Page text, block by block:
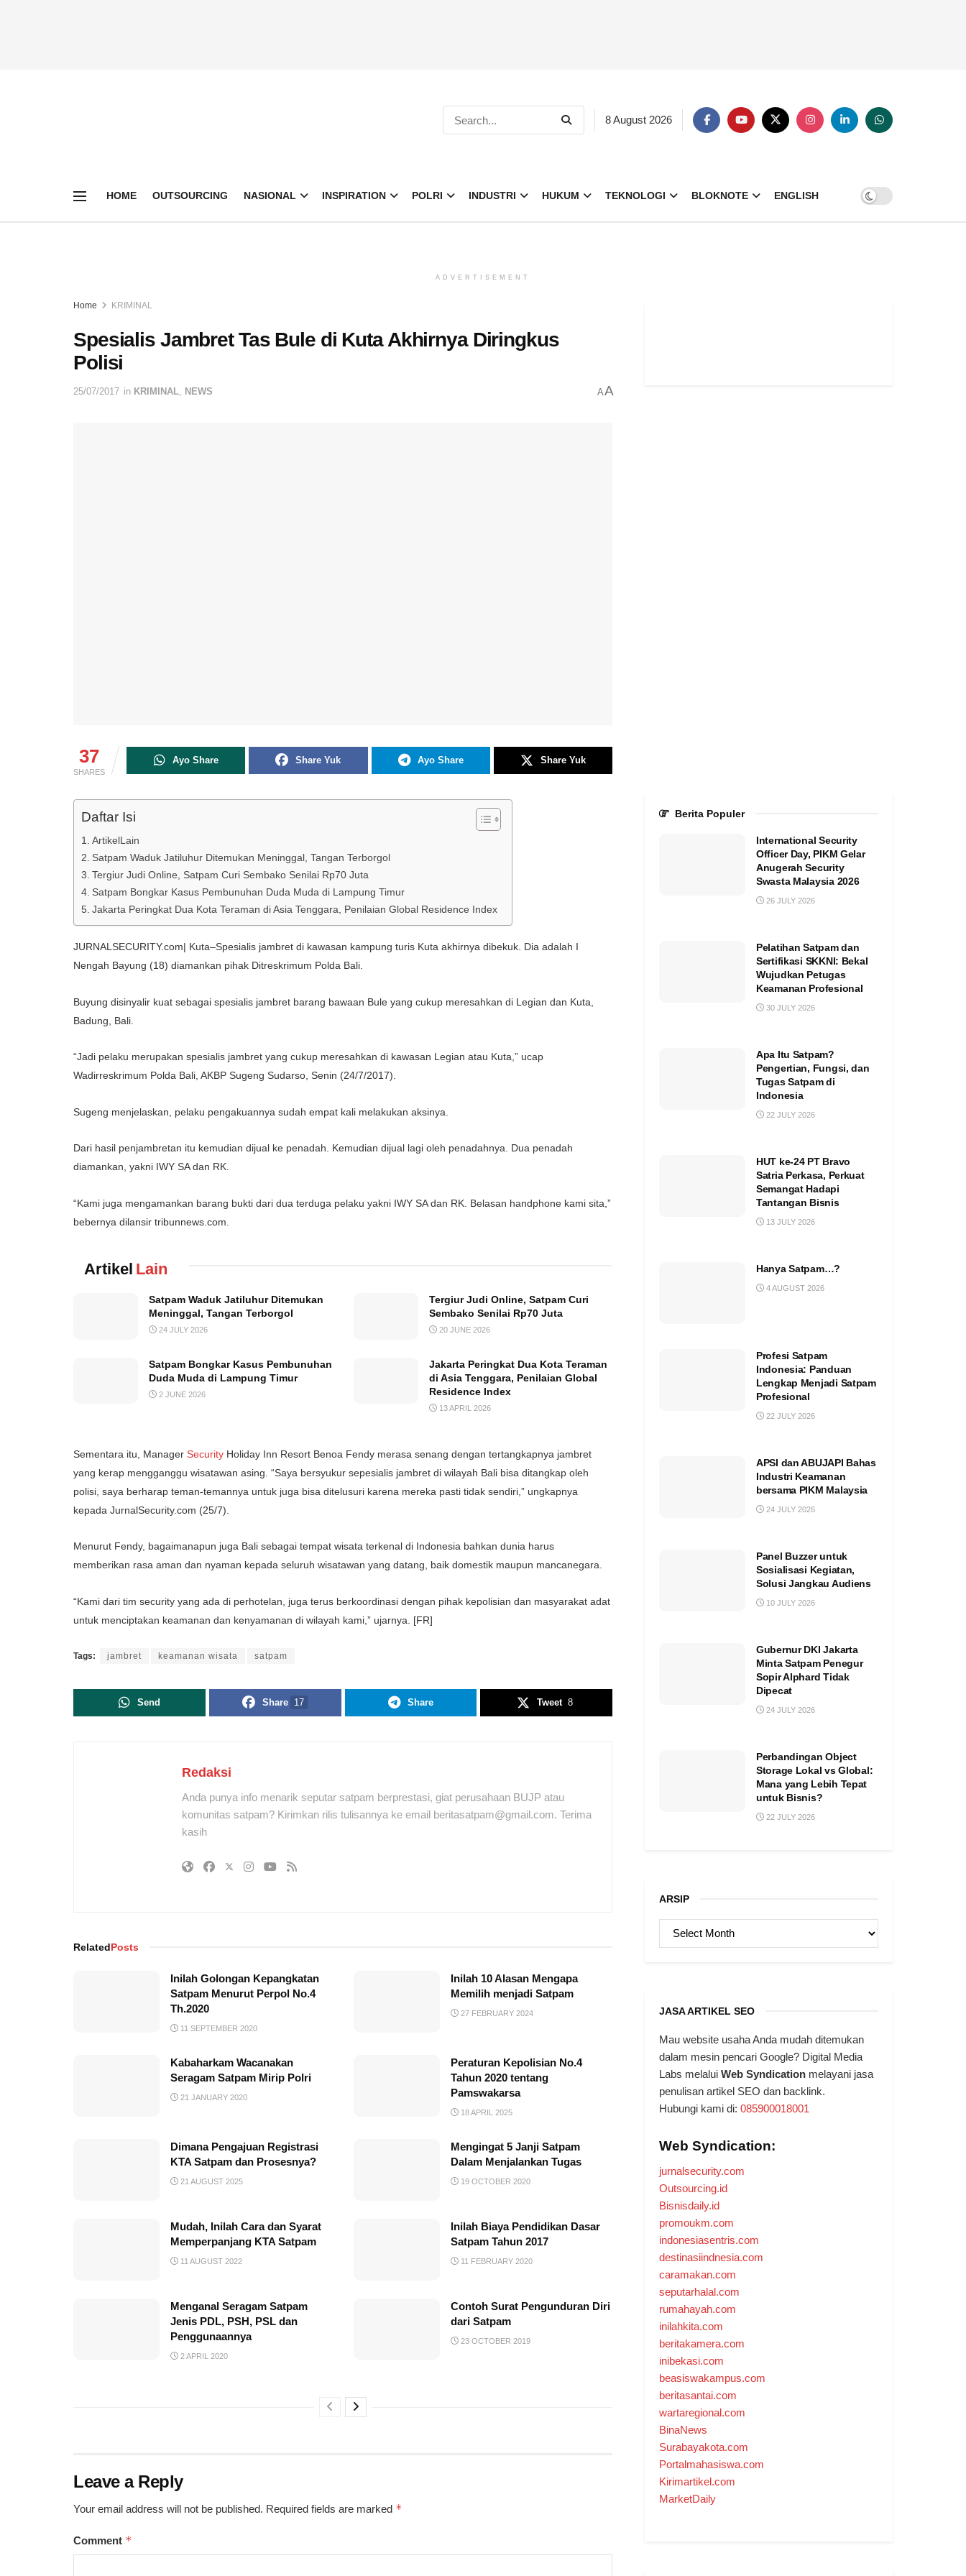
8 August 2026
HOME OUTSOURCING NASIONAL INSPIRATION POLRI INDUSTRI HUKUM TEKNOLOGI BLOKNOTE ENGLISH
ADVERTISEMENT
Home KRIMINAL
Spesialis Jambret Tas Bule di Kuta Akhirnya Diringkus
Polisi
25/07/2017 in KRIMINAL, NEWS AA
37
SHARES
Ayo Share Share Yuk Ayo Share Share Yuk
Daftar Isi
ArtikelLain
Satpam Waduk Jatiluhur Ditemukan Meninggal, Tangan Terborgol
Tergiur Judi Online, Satpam Curi Sembako Senilai Rp70 Juta
Satpam Bongkar Kasus Pembunuhan Duda Muda di Lampung Timur
Jakarta Peringkat Dua Kota Teraman di Asia Tenggara, Penilaian Global Residence Index
JURNALSECURITY.com| Kuta–Spesialis jambret di kawasan kampung turis Kuta akhirnya dibekuk. Dia adalah I
Nengah Bayung (18) diamankan pihak Ditreskrimum Polda Bali.
Buyung disinyalir kuat sebagai spesialis jambret barang bawaan Bule yang cukup meresahkan di Legian dan Kuta,
Badung, Bali.
“Jadi pelaku merupakan spesialis jambret yang cukup meresahkan di kawasan Legian atau Kuta,” ucap
Wadirreskrimum Polda Bali, AKBP Sugeng Sudarso, Senin (24/7/2017).
Sugeng menjelaskan, pelaku pengakuannya sudah empat kali melakukan aksinya.
Dari hasil penjambretan itu kemudian dijual ke penadah. Kemudian dijual lagi oleh penadahnya. Dua penadah
diamankan, yakni IWY SA dan RK.
“Kami juga mengamankan barang bukti dari dua terduga pelaku yakni IWY SA dan RK. Belasan handphone kami sita,”
bebernya dilansir tribunnews.com.
Artikel Lain
Satpam Waduk Jatiluhur Ditemukan
Meninggal, Tangan Terborgol
24 JULY 2026
Tergiur Judi Online, Satpam Curi
Sembako Senilai Rp70 Juta
20 JUNE 2026
Satpam Bongkar Kasus Pembunuhan
Duda Muda di Lampung Timur
2 JUNE 2026
Jakarta Peringkat Dua Kota Teraman
di Asia Tenggara, Penilaian Global
Residence Index
13 APRIL 2026
Sementara itu, Manager Security Holiday Inn Resort Benoa Fendy merasa senang dengan tertangkapnya jambret
yang kerap mengganggu wisatawan asing. “Saya bersyukur sepesialis jambret di wilayah Bali bisa ditangkap oleh
polisi, saya berharap teman-temannya untuk juga bisa ditelusuri karena mereka pasti tidak sendiri,” ungkapnya
kepada JurnalSecurity.com (25/7).
Menurut Fendy, bagaimanapun juga Bali sebagai tempat wisata terkenal di Indonesia bahkan dunia harus
memberikan rasa aman dan nyaman kepada seluruh wisatawan yang datang, baik domestik maupun mancanegara.
“Kami dari tim security yang ada di perhotelan, juga terus berkoordinasi dengan pihak kepolisian dan masyarakat adat
untuk menciptakan keamanan dan kenyamanan di wilayah kami,” ujarnya. [FR]
Tags: jambret keamanan wisata satpam
Send Share 17 Share Tweet 8
Redaksi
Anda punya info menarik seputar satpam berprestasi, giat perusahaan BUJP atau
komunitas satpam? Kirimkan rilis tulisannya ke email beritasatpam@gmail.com. Terima
kasih
RelatedPosts
Inilah Golongan Kepangkatan
Satpam Menurut Perpol No.4
Th.2020
11 SEPTEMBER 2020
Inilah 10 Alasan Mengapa
Memilih menjadi Satpam
27 FEBRUARY 2024
Kabaharkam Wacanakan
Seragam Satpam Mirip Polri
21 JANUARY 2020
Peraturan Kepolisian No.4
Tahun 2020 tentang
Pamswakarsa
18 APRIL 2025
Dimana Pengajuan Registrasi
KTA Satpam dan Prosesnya?
21 AUGUST 2025
Mengingat 5 Janji Satpam
Dalam Menjalankan Tugas
19 OCTOBER 2020
Mudah, Inilah Cara dan Syarat
Memperpanjang KTA Satpam
11 AUGUST 2022
Inilah Biaya Pendidikan Dasar
Satpam Tahun 2017
11 FEBRUARY 2020
Menganal Seragam Satpam
Jenis PDL, PSH, PSL dan
Penggunaannya
2 APRIL 2020
Contoh Surat Pengunduran Diri
dari Satpam
23 OCTOBER 2019
Leave a Reply
Your email address will not be published. Required fields are marked *
Comment *
Berita Populer
International Security
Officer Day, PIKM Gelar
Anugerah Security
Swasta Malaysia 2026
26 JULY 2026
Pelatihan Satpam dan
Sertifikasi SKKNI: Bekal
Wujudkan Petugas
Keamanan Profesional
30 JULY 2026
Apa Itu Satpam?
Pengertian, Fungsi, dan
Tugas Satpam di
Indonesia
22 JULY 2026
HUT ke-24 PT Bravo
Satria Perkasa, Perkuat
Semangat Hadapi
Tantangan Bisnis
13 JULY 2026
Hanya Satpam…?
4 AUGUST 2026
Profesi Satpam
Indonesia: Panduan
Lengkap Menjadi Satpam
Profesional
22 JULY 2026
APSI dan ABUJAPI Bahas
Industri Keamanan
bersama PIKM Malaysia
24 JULY 2026
Panel Buzzer untuk
Sosialisasi Kegiatan,
Solusi Jangkau Audiens
10 JULY 2026
Gubernur DKI Jakarta
Minta Satpam Penegur
Sopir Alphard Tidak
Dipecat
24 JULY 2026
Perbandingan Object
Storage Lokal vs Global:
Mana yang Lebih Tepat
untuk Bisnis?
22 JULY 2026
ARSIP
ARSIP
JASA ARTIKEL SEO
Mau website usaha Anda mudah ditemukan
dalam mesin pencari Google? Digital Media
Labs melalui Web Syndication melayani jasa
penulisan artikel SEO dan backlink.
Hubungi kami di: 085900018001
Web Syndication:
jurnalsecurity.com
Outsourcing.id
Bisnisdaily.id
promoukm.com
indonesiasentris.com
destinasiindnesia.com
caramakan.com
seputarhalal.com
rumahayah.com
inilahkita.com
beritakamera.com
inibekasi.com
beasiswakampus.com
beritasantai.com
wartaregional.com
BinaNews
Surabayakota.com
Portalmahasiswa.com
Kirimartikel.com
MarketDaily